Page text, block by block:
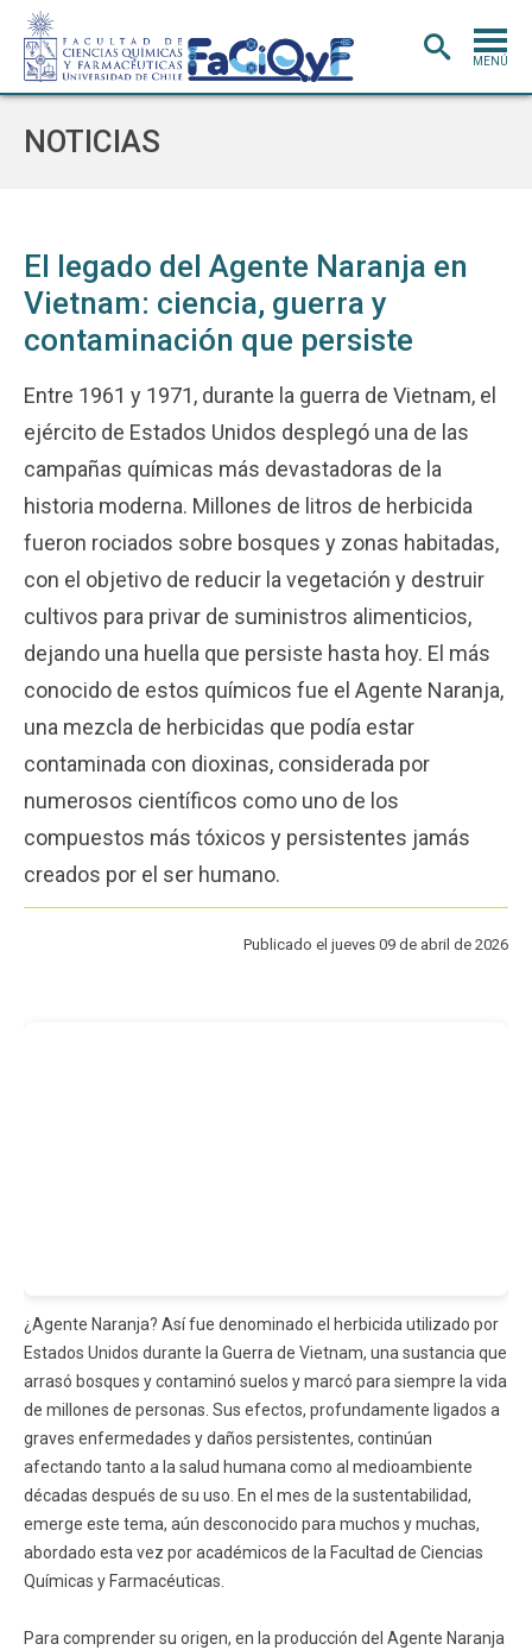
MENÚ
POSTGRADO
INVESTIGACIÓN E INNOVACIÓN
EXTENSIÓN Y VINCULACIÓN
BIBLIOTECA
DEPARTAMENTOS
FACULTAD
Funcionarios Egresados
NOTICIAS
El legado del Agente Naranja en
Vietnam: ciencia, guerra y
contaminación que persiste
Entre 1961 y 1971, durante la guerra de Vietnam, el
ejército de Estados Unidos desplegó una de las
campañas químicas más devastadoras de la
historia moderna. Millones de litros de herbicida
fueron rociados sobre bosques y zonas habitadas,
con el objetivo de reducir la vegetación y destruir
cultivos para privar de suministros alimenticios,
dejando una huella que persiste hasta hoy. El más
conocido de estos químicos fue el Agente Naranja,
una mezcla de herbicidas que podía estar
contaminada con dioxinas, considerada por
numerosos científicos como uno de los
compuestos más tóxicos y persistentes jamás
creados por el ser humano.
Publicado el jueves 09 de abril de 2026
¿Agente Naranja? Así fue denominado el herbicida utilizado por
Estados Unidos durante la Guerra de Vietnam, una sustancia que
arrasó bosques y contaminó suelos y marcó para siempre la vida
de millones de personas. Sus efectos, profundamente ligados a
graves enfermedades y daños persistentes, continúan
afectando tanto a la salud humana como al medioambiente
décadas después de su uso. En el mes de la sustentabilidad,
emerge este tema, aún desconocido para muchos y muchas,
abordado esta vez por académicos de la Facultad de Ciencias
Químicas y Farmacéuticas.
Para comprender su origen, en la producción del Agente Naranja